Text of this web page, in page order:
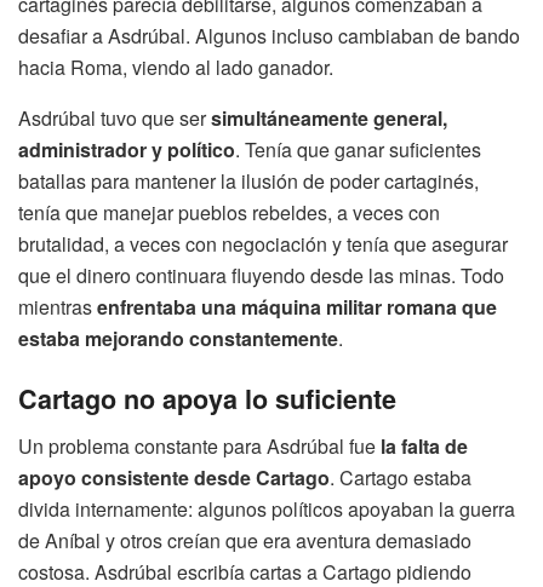
desafiar a Asdrúbal. Algunos incluso cambiaban de bando
hacia Roma, viendo al lado ganador.
Asdrúbal tuvo que sersimultáneamente general,
administrador y político. Tenía que ganar suficientes
batallas para mantener la ilusión de poder cartaginés,
tenía que manejar pueblos rebeldes, a veces con
brutalidad, a veces con negociación y tenía que asegurar
que el dinero continuara fluyendo desde las minas. Todo
mientrasenfrentaba una máquina militar romana que
estaba mejorando constantemente.
Cartago no apoya lo suficiente
Un problema constante para Asdrúbal fue la falta de
apoyo consistente desde Cartago. Cartago estaba
divida internamente: algunos políticos apoyaban la guerra
de Aníbal y otros creían que era aventura demasiado
costosa. Asdrúbal escribía cartas a Cartago pidiendo